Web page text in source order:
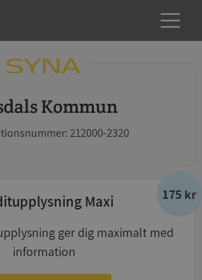
Kommun
212000-2320
175 kr
Maxi
ger dig maximalt med
information